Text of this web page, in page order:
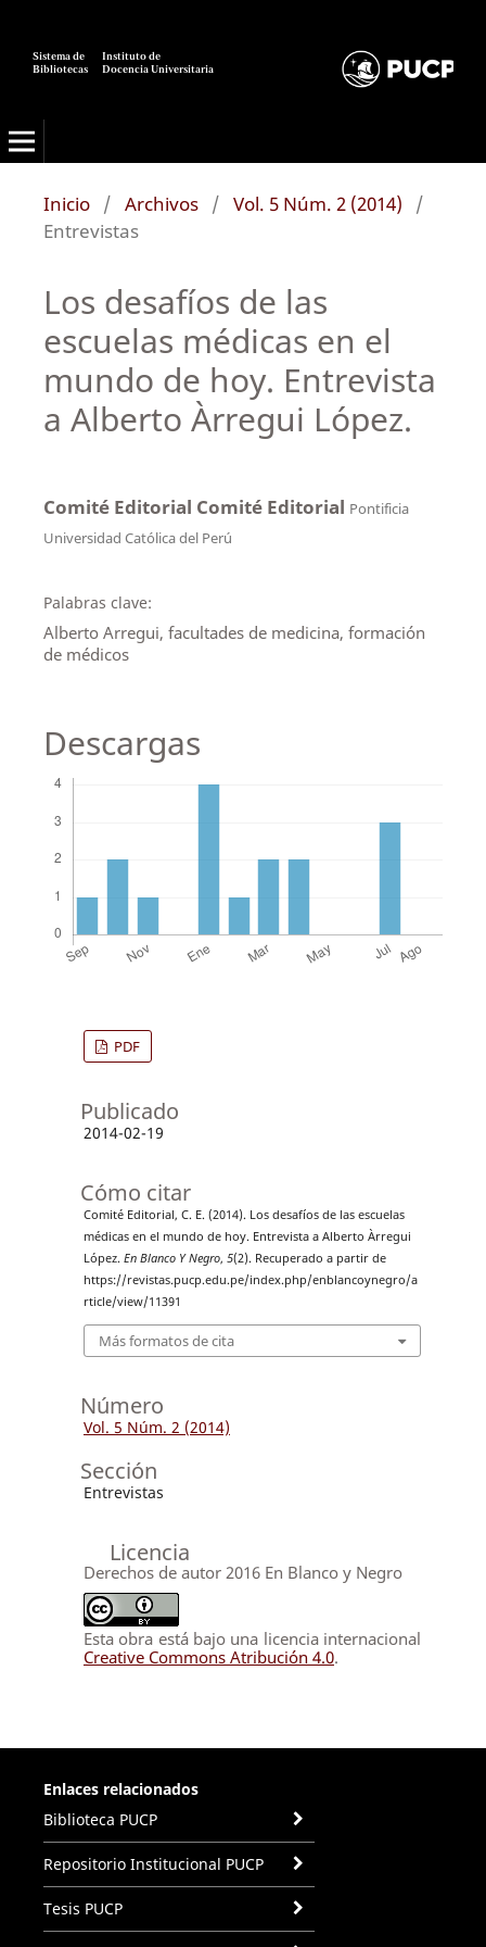
Sistema de
Bibliotecas
Instituto de
Docencia Universitaria
Inicio / Archivos / Vol. 5 Núm. 2 (2014)
/
Entrevistas
Los desafíos de las
escuelas médicas en el
mundo de hoy. Entrevista
a Alberto Àrregui López.
Comité Editorial Comité Editorial Pontificia
Universidad Católica del Perú
Palabras clave:
Alberto Arregui, facultades de medicina, formación
de médicos
Descargas
PDF
Publicado
2014-02-19
Cómo citar
Comité Editorial, C. E. (2014). Los desafíos de las escuelas
médicas en el mundo de hoy. Entrevista a Alberto Àrregui
López. En Blanco Y Negro, 5(2). Recuperado a partir de
https://revistas.pucp.edu.pe/index.php/enblancoynegro/a
rticle/view/11391
Más formatos de cita
Número
Vol. 5 Núm. 2 (2014)
Sección
Entrevistas
Licencia
Derechos de autor 2016 En Blanco y Negro
Esta obra está bajo una licencia internacional
Creative Commons Atribución 4.0.
Enlaces relacionados
Biblioteca PUCP
Repositorio Institucional PUCP
Tesis PUCP